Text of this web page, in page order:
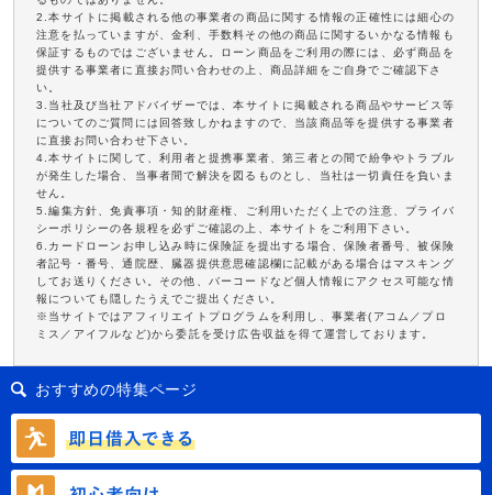
2.本サイトに掲載される他の事業者の商品に関する情報の正確性には細心の
注意を払っていますが、金利、手数料その他の商品に関するいかなる情報も
保証するものではございません。ローン商品をご利用の際には、必ず商品を
提供する事業者に直接お問い合わせの上、商品詳細をご自身でご確認下さ
い。
3.当社及び当社アドバイザーでは、本サイトに掲載される商品やサービス等
についてのご質問には回答致しかねますので、当該商品等を提供する事業者
に直接お問い合わせ下さい。
4.本サイトに関して、利用者と提携事業者、第三者との間で紛争やトラブル
が発生した場合、当事者間で解決を図るものとし、当社は一切責任を負いま
せん。
5.編集方針、免責事項・知的財産権、ご利用いただく上での注意、プライバ
シーポリシーの各規程を必ずご確認の上、本サイトをご利用下さい。
6.カードローンお申し込み時に保険証を提出する場合、保険者番号、被保険
者記号・番号、通院歴、臓器提供意思確認欄に記載がある場合はマスキング
してお送りください。その他、バーコードなど個人情報にアクセス可能な情
報についても隠したうえでご提出ください。
※当サイトではアフィリエイトプログラムを利用し、事業者(アコム／プロ
ミス／アイフルなど)から委託を受け広告収益を得て運営しております。
おすすめの特集ページ